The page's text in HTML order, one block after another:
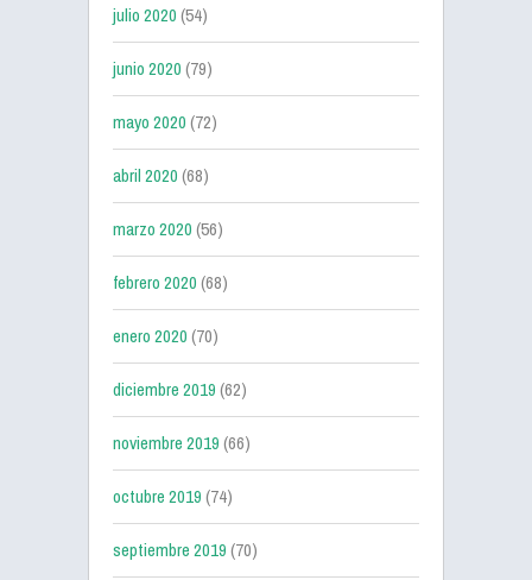
julio 2020(54)
junio 2020(79)
mayo 2020(72)
abril 2020(68)
marzo 2020(56)
febrero 2020(68)
enero 2020(70)
diciembre 2019(62)
noviembre 2019(66)
octubre 2019(74)
septiembre 2019(70)